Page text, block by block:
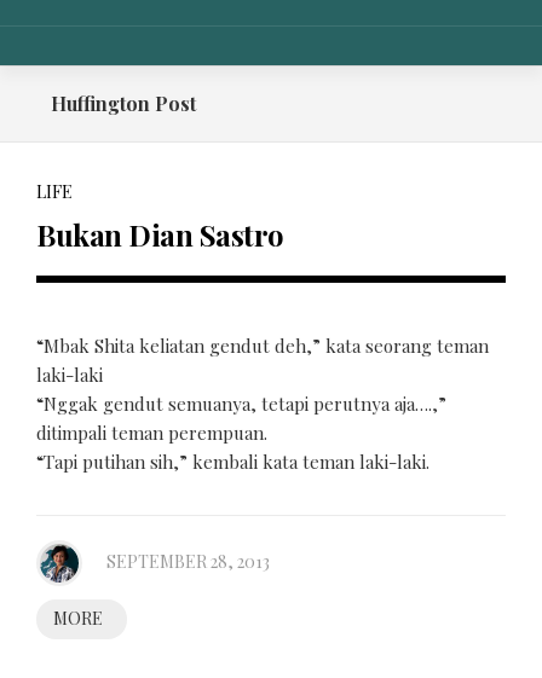
content
Huffington Post
LIFE
Bukan Dian Sastro
“Mbak Shita keliatan gendut deh,” kata seorang teman
laki-laki
“Nggak gendut semuanya, tetapi perutnya aja….,”
ditimpali teman perempuan.
“Tapi putihan sih,” kembali kata teman laki-laki.
MORE
SEPTEMBER 28, 2013